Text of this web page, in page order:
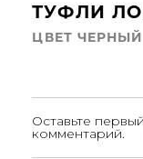
ТУФЛИ
ЦВЕТ ЧЕРНЫЙ
Оставьте первый
комментарий.